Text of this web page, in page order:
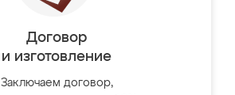
Договор
и изготовление
Заключаем договор,